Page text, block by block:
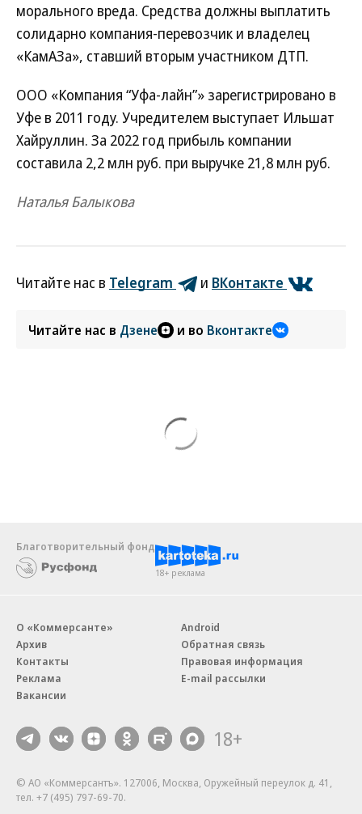
морального вреда. Средства должны выплатить
солидарно компания-перевозчик и владелец
«КамАЗа», ставший вторым участником ДТП.
ООО «Компания “Уфа-лайн”» зарегистрировано в
Уфе в 2011 году. Учредителем выступает Ильшат
Хайруллин. За 2022 год прибыль компании
составила 2,2 млн руб. при выручке 21,8 млн руб.
Наталья Балыкова
Читайте нас в Telegram и ВКонтакте
Читайте нас в Дзене и во Вконтакте
Благотворительный фонд
18+ реклама
О «Коммерсанте»
Архив
Контакты
Реклама
Вакансии
Android
Обратная связь
Правовая информация
E-mail рассылки
18+
© АО «Коммерсантъ». 127006, Москва, Оружейный переулок д. 41,
тел. +7 (495) 797-69-70.